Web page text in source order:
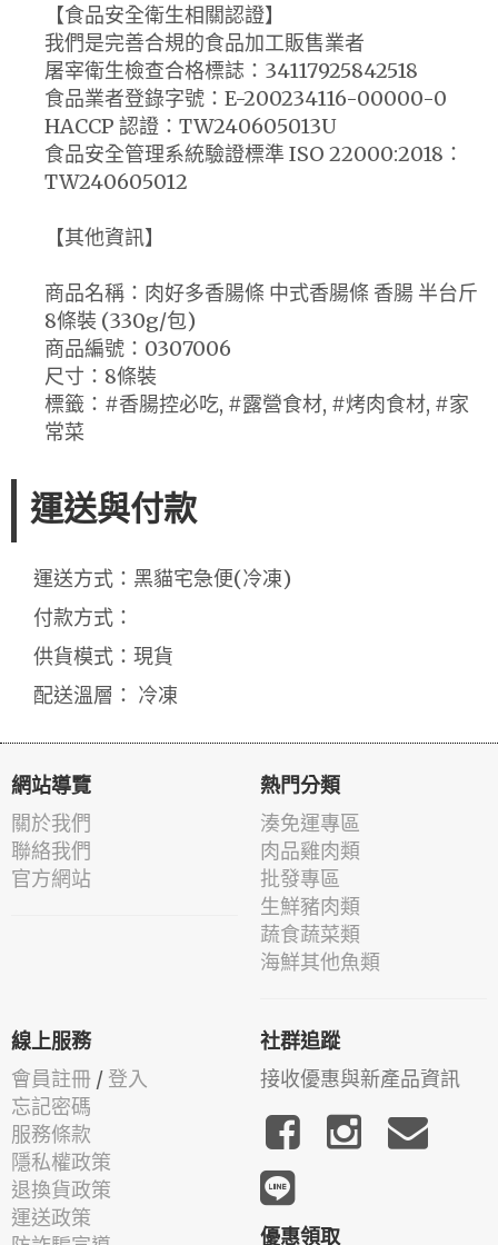
【食品安全衛生相關認證】
我們是完善合規的食品加工販售業者
屠宰衛生檢查合格標誌：34117925842518
食品業者登錄字號：E-200234116-00000-0
HACCP 認證：TW240605013U
食品安全管理系統驗證標準 ISO 22000:2018：
TW240605012
【其他資訊】
商品名稱：肉好多香腸條 中式香腸條 香腸 半台斤
8條裝 (330g/包)
商品編號：0307006
尺寸：8條裝
標籤：#香腸控必吃, #露營食材, #烤肉食材, #家
常菜
運送與付款
運送方式：黑貓宅急便(冷凍)
付款方式：
供貨模式：現貨
配送溫層： 冷凍
網站導覽
關於我們
聯絡我們
官方網站
熱門分類
湊免運專區
肉品雞肉類
批發專區
生鮮豬肉類
蔬食蔬菜類
海鮮其他魚類
線上服務
會員註冊 / 登入
忘記密碼
服務條款
隱私權政策
退換貨政策
運送政策
社群追蹤
接收優惠與新產品資訊
優惠領取